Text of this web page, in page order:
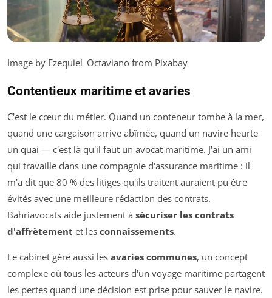
Image by Ezequiel_Octaviano from Pixabay
Contentieux maritime et avaries
C'est le cœur du métier. Quand un conteneur tombe à la mer,
quand une cargaison arrive abîmée, quand un navire heurte
un quai — c'est là qu'il faut un avocat maritime. J'ai un ami
qui travaille dans une compagnie d'assurance maritime : il
m'a dit que 80 % des litiges qu'ils traitent auraient pu être
évités avec une meilleure rédaction des contrats.
Bahriavocats aide justement à sécuriser les contrats
d'affrètement et les connaissements.
Le cabinet gère aussi les avaries communes, un concept
complexe où tous les acteurs d'un voyage maritime partagent
les pertes quand une décision est prise pour sauver le navire.